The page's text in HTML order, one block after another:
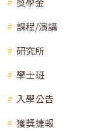
課程/演講
研究所
學士班
入學公告
獲獎捷報